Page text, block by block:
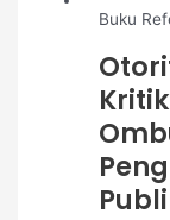
Buku